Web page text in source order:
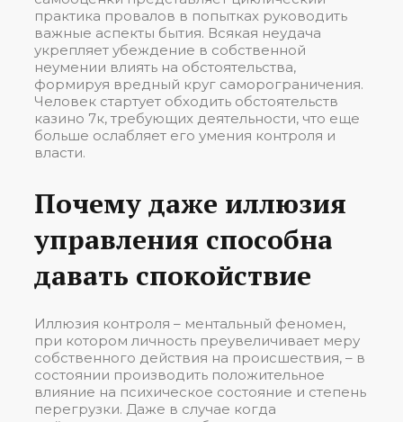
практика провалов в попытках руководить
важные аспекты бытия. Всякая неудача
укрепляет убеждение в собственной
неумении влиять на обстоятельства,
формируя вредный круг саморограничения.
Человек стартует обходить обстоятельств
казино 7к, требующих деятельности, что еще
больше ослабляет его умения контроля и
власти.
Почему даже иллюзия
управления способна
давать спокойствие
Иллюзия контроля – ментальный феномен,
при котором личность преувеличивает меру
собственного действия на происшествия, – в
состоянии производить положительное
влияние на психическое состояние и степень
перегрузки. Даже в случае когда